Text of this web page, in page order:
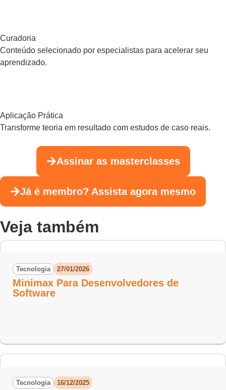
Curadoria
Conteúdo selecionado por especialistas para acelerar seu
aprendizado.
Aplicação Prática
Transforme teoria em resultado com estudos de caso reais.
Assinar as masterclasses
Já é membro? Assista agora mesmo
Veja também
Tecnologia 27/01/2026
Minimax Para Desenvolvedores de
Software
Tecnologia 16/12/2025